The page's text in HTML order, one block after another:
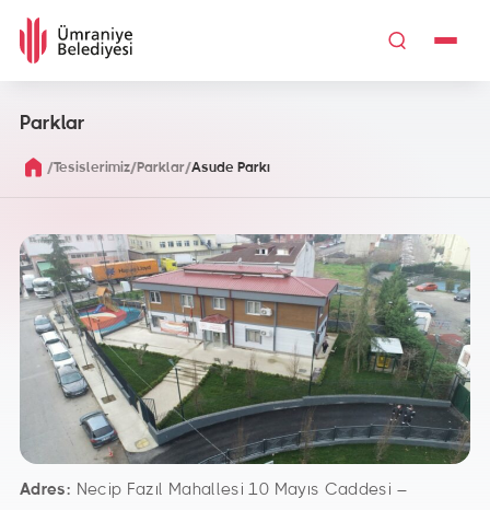
Parklar
/Tesislerimiz/Parklar/Asude Parkı
Adres: Necip Fazıl Mahallesi 10 Mayıs Caddesi –